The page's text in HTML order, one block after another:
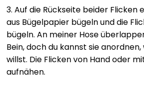
3. Auf die Rückseite beider Flicken
aus Bügelpapier bügeln und die
bügeln. An meiner Hose
Bein, doch du kannst sie anordnen,
willst. Die Flicken von Hand oder
aufnähen.